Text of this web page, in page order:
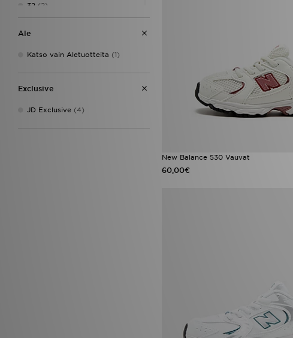
32 (2)
33(2)
36(4)
38.5(4)
Ale
Katso vain Aletuotteita (1)
Exclusive
JD Exclusive (4)
New Balance 530 Vauvat
60,00€